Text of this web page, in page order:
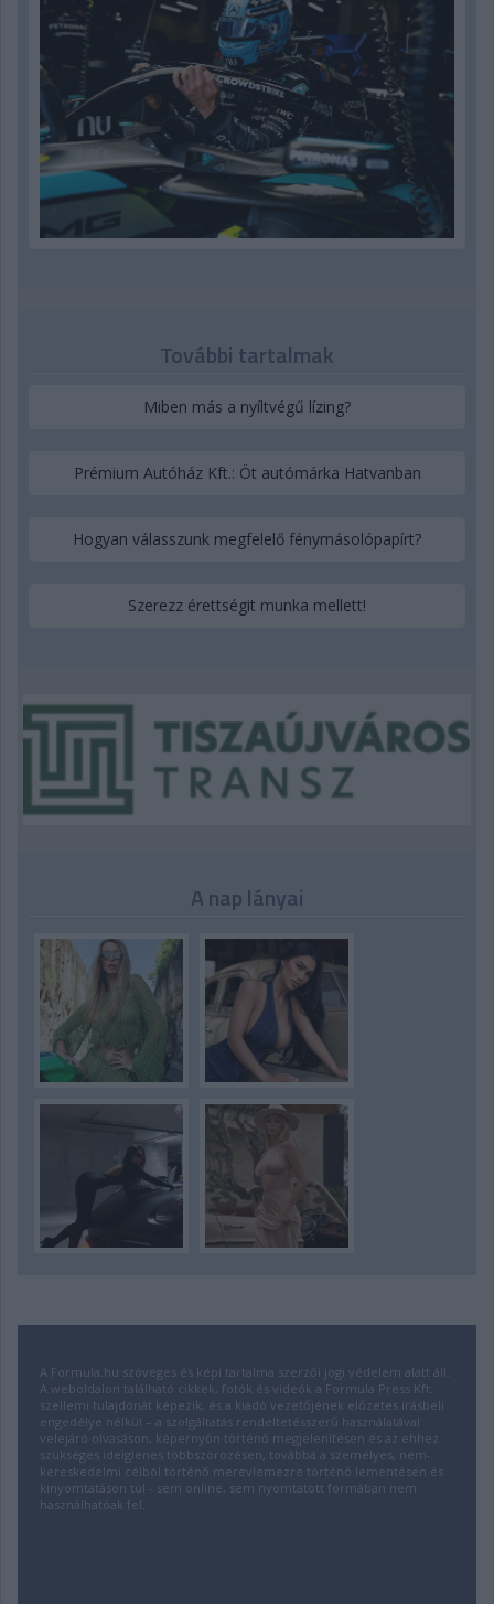
További tartalmak
Miben más a nyíltvégű lízing?
Prémium Autóház Kft.: Öt autómárka Hatvanban
Hogyan válasszunk megfelelő fénymásolópapírt?
Szerezz érettségit munka mellett!
A nap lányai
A Formula.hu szöveges és képi tartalma szerzői jogi védelem alatt áll.
A weboldalon található cikkek, fotók és videók a Formula Press Kft.
szellemi tulajdonát képezik, és a kiadó vezetőjének előzetes írásbeli
engedélye nélkül – a szolgáltatás rendeltetésszerű használatával
velejáró olvasáson, képernyőn történő megjelenítésen és az ehhez
szükséges ideiglenes többszörözésen, továbbá a személyes, nem-
kereskedelmi célból történő merevlemezre történő lementésen és
kinyomtatáson túl - sem online, sem nyomtatott formában nem
használhatóak fel.